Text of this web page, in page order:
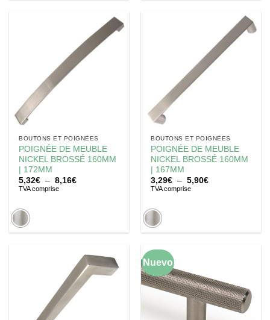
BOUTONS ET POIGNÉES
POIGNÉE DE MEUBLE
NICKEL BROSSÉ 160MM
| 172MM
5,32€ – 8,16€Plage
TVA comprise
BOUTONS ET POIGNÉES
POIGNÉE DE MEUBLE
NICKEL BROSSÉ 160MM
| 167MM
3,29€ – 5,90€Plage
TVA comprise
Nuevo